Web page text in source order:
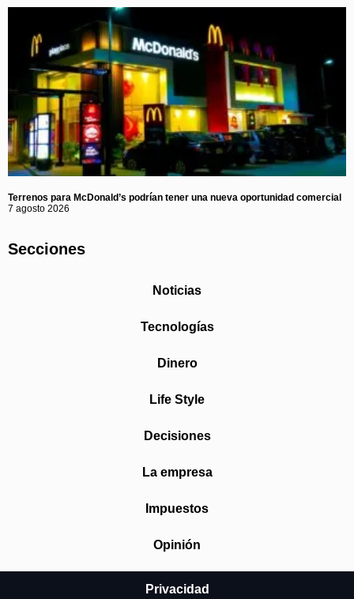
Terrenos para McDonald’s podrían tener una nueva oportunidad comercial
7 agosto 2026
Secciones
Noticias
Tecnologías
Dinero
Life Style
Decisiones
La empresa
Impuestos
Opinión
Privacidad